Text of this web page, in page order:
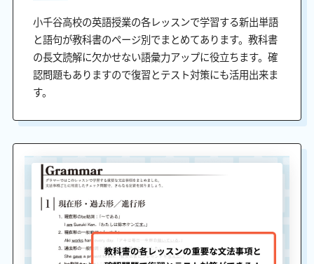
小千谷高校の英語授業の各レッスンで学習する新出単語
と語句が教科書のページ別でまとめてあります。教科書
の長文読解に欠かせない語彙力アップに役立ちます。確
認問題もありますので復習とテスト対策にも活用出来ま
す。